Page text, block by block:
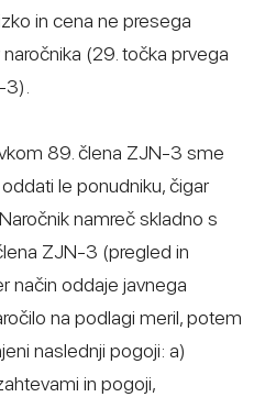
in cena ne presega
(29. točka prvega
89. člena ZJN-3 sme
le ponudniku, čigar
namreč skladno s
ZJN-3 (pregled in
način oddaje javnega
na podlagi meril, potem
naslednji pogoji: a)
in pogoji,